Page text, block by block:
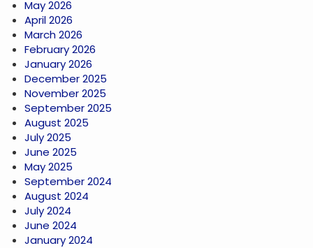
May 2026
April 2026
March 2026
February 2026
January 2026
December 2025
November 2025
September 2025
August 2025
July 2025
June 2025
May 2025
September 2024
August 2024
July 2024
June 2024
January 2024